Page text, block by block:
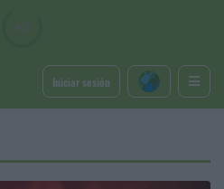
Iniciar sesión